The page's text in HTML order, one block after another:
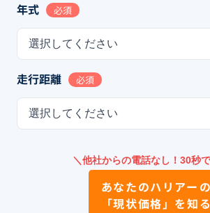
年式 必須
選択してください
走行距離 必須
選択してください
＼他社からの電話なし！30秒
あなたのハリアー の
「現状価格」を知る